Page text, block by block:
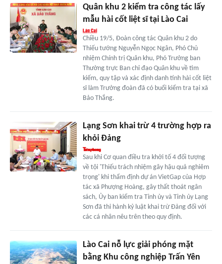
Quân khu 2 kiểm tra công tác lấy
mẫu hài cốt liệt sĩ tại Lào Cai
Chiều 19/5, Đoàn công tác Quân khu 2 do
Thiếu tướng Nguyễn Ngọc Ngân, Phó Chủ
nhiệm Chính trị Quân khu, Phó Trưởng ban
Thường trực Ban chỉ đạo Quân khu về tìm
kiếm, quy tập và xác định danh tính hài cốt liệt
sĩ làm Trưởng đoàn đã có buổi kiểm tra tại xã
Bảo Thắng.
Lạng Sơn khai trừ 4 trường hợp ra
khỏi Đảng
Sau khi Cơ quan điều tra khởi tố 4 đối tượng
về tội 'Thiếu trách nhiệm gây hậu quả nghiêm
trọng' khi thẩm định dự án VietGap của Hợp
tác xã Phượng Hoàng, gây thất thoát ngân
sách, Ủy ban kiểm tra Tỉnh ủy và Tỉnh ủy Lạng
Sơn đã thi hành kỷ luật khai trừ Đảng đối với
các cá nhân nêu trên theo quy định.
Lào Cai nỗ lực giải phóng mặt
bằng Khu công nghiệp Trấn Yên